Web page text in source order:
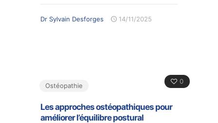
Dr Sylvain Desforges 14/11/2025
0
Ostéopathie
Les approches ostéopathiques pour
améliorer l’équilibre postural